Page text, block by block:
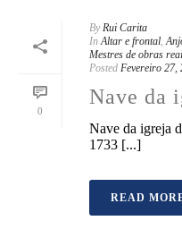
0
By Rui Carita
In Altar e frontal
Mestres de obras
Posted Fevereiro 27,
Nave da
Nave da igreja
1733 [...]
READ